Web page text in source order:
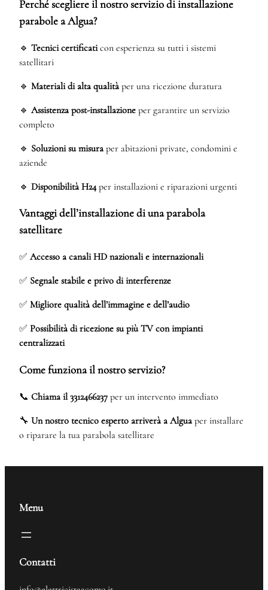
Perché scegliere il nostro servizio di installazione
parabole a Algua?
🔹 Tecnici certificaticon esperienza su tutti i sistemi
satellitari
🔹 Materiali di alta qualitàper una ricezione duratura
🔹 Assistenza post-installazione per garantire un servizio
completo
🔹 Soluzioni su misuraper abitazioni private, condomini e
aziende
🔹 Disponibilità H24per installazioni e riparazioni urgenti
Vantaggi dell’installazione di una parabola
satellitare
✅ Accesso a canali HD nazionali e internazionali
✅ Segnale stabile e privo di interferenze
✅ Migliore qualità dell’immagine e dell’audio
✅ Possibilità di ricezione su più TV con impianti
centralizzati
Come funziona il nostro servizio?
📞 Chiama il 3312466237 per un intervento immediato
🔧 Un nostro tecnico esperto arriverà a Alguaper installare
o riparare la tua parabola satellitare
Menu
Contatti